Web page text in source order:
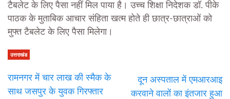
टैबलेट के लिए पैसा नहीं मिल पाया है। उच्च शिक्षा निदेशक डॉ. पीके
पाठक के मुताबिक आचार संहिता खत्म होते ही छात्र-छात्राओं को
मुफ्त टैबलेट के लिए पैसा मिलेगा।
उत्तराखंड
रामनगर में चार लाख की स्मैक के
साथ जसपुर के युवक गिरफ्तार
दून अस्पताल में एमआरआइ
करवाने वालों का इंतजार हुआ